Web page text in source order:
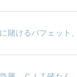
賭けるバフェット